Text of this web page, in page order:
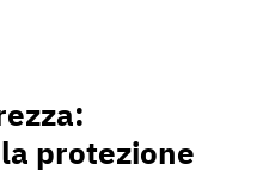
protezione